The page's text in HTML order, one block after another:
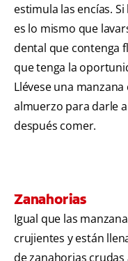
estimula las encías.
es lo mismo que
dental que contenga
que tenga la
Llévese una
almuerzo para darle
después comer.
Zanahorias
Igual que las
crujientes y están
de zanahorias